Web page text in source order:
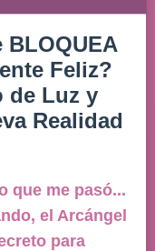
Feliz?
de Luz y
Realidad
que me pasó...
el Arcángel
para